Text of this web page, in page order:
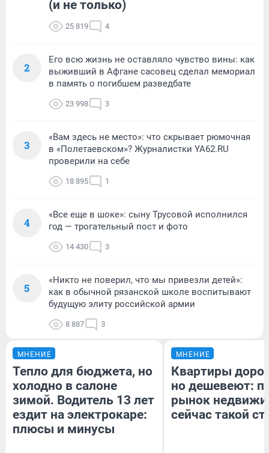
(и не только)
25 819 4
2
Его всю жизнь не оставляло чувство вины: как
выживший в Афгане сасовец сделал мемориал
в память о погибшем разведбате
23 998 3
3
«Вам здесь не место»: что скрывает рюмочная
в «Полетаевском»? Журналистки YA62.RU
проверили на себе
18 895 1
4
«Все еще в шоке»: сыну Трусовой исполнился
год — трогательный пост и фото
14 430 3
5
«Никто не поверил, что мы привезли детей»:
как в обычной рязанской школе воспитывают
будущую элиту российской армии
8 887 3
МНЕНИЕ
Тепло для бюджета, но
холодно в салоне
зимой. Водитель 13 лет
ездит на электрокаре:
плюсы и минусы
МНЕНИЕ
Квартиры
но дешевеют:
рынок
сейчас такой